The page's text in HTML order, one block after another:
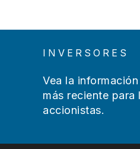
INVERSORES
Vea la información
más reciente para
accionistas.